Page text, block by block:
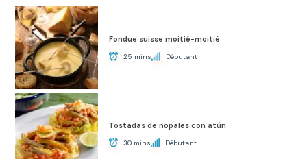
Fondue suisse moitié-moitié
25 mins Débutant
Tostadas de nopales con atún
30 mins Débutant